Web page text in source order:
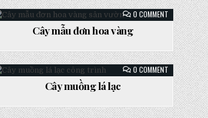
0 COMMENT ON
CÂY
MẪU
ĐƠN
HOA
VÀNG
Posted
in
Cây mẫu đơn hoa vàng
0 COMMENT ON
CÂY
MUỒNG
LÁ
LẠC
in
Cây muồng lá lạc